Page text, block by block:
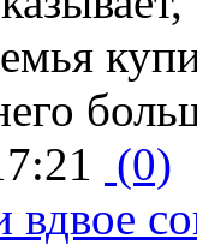
(0)
вдвое